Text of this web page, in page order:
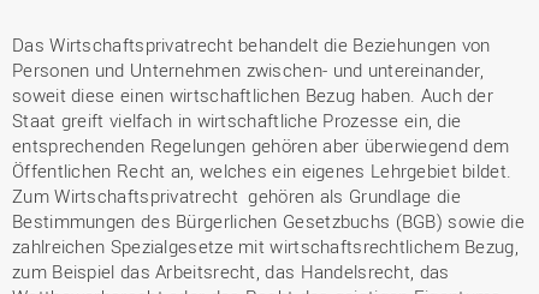
Das Wirtschaftsprivatrecht behandelt die Beziehungen von
Personen und Unternehmen zwischen- und untereinander,
soweit diese einen wirtschaftlichen Bezug haben. Auch der
Staat greift vielfach in wirtschaftliche Prozesse ein, die
entsprechenden Regelungen gehören aber überwiegend dem
Öffentlichen Recht an, welches ein eigenes Lehrgebiet bildet.
Zum Wirtschaftsprivatrecht gehören als Grundlage die
Bestimmungen des Bürgerlichen Gesetzbuchs (BGB) sowie die
zahlreichen Spezialgesetze mit wirtschaftsrechtlichem Bezug,
zum Beispiel das Arbeitsrecht, das Handelsrecht, das